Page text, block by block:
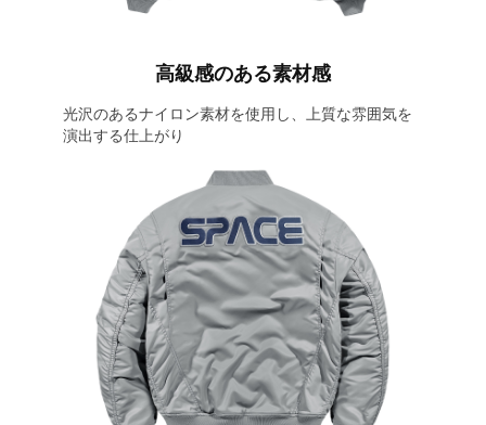
高級感のある素材感
光沢のあるナイロン素材を使用し、上質な雰囲気を
演出する仕上がり